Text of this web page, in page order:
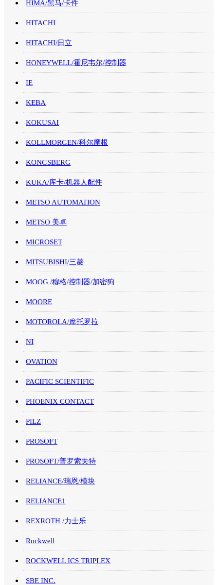
HIMA/黑马/卡件
HITACHI
HITACHI/日立
HONEYWELL/霍尼韦尔/控制器
IE
KEBA
KOKUSAI
KOLLMORGEN/科尔摩根
KONGSBERG
KUKA/库卡/机器人配件
METSO AUTOMATION
METSO 美卓
MICROSET
MITSUBISHI/三菱
MOOG /穆格/控制器/加密狗
MOORE
MOTOROLA/摩托罗拉
NI
OVATION
PACIFIC SCIENTIFIC
PHOENIX CONTACT
PILZ
PROSOFT
PROSOFT/普罗索夫特
RELIANCE/瑞恩/模块
RELIANCE1
REXROTH /力士乐
Rockwell
ROCKWELL ICS TRIPLEX
SBE INC.